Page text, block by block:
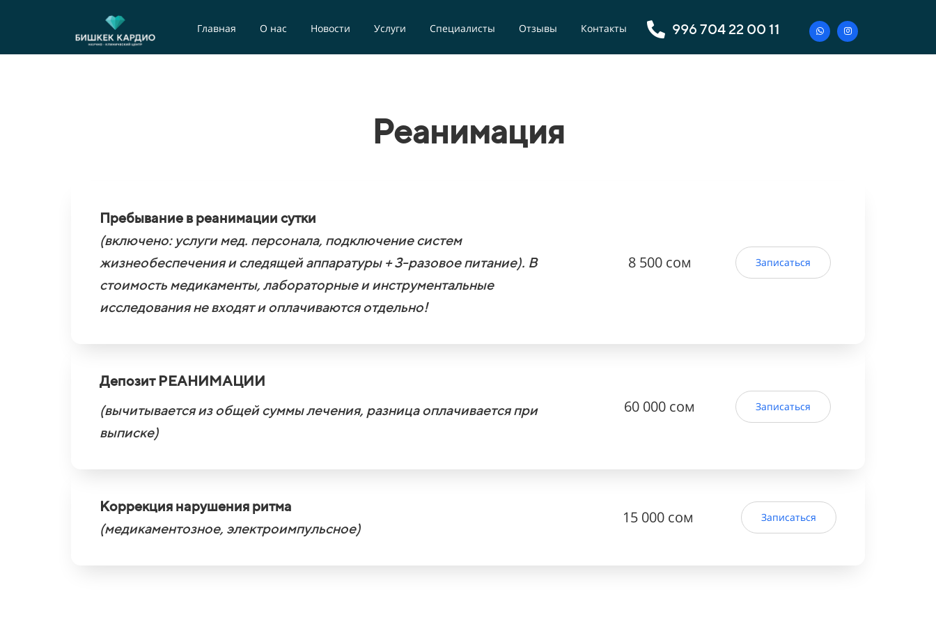
Главная О нас Новости Услуги Специалисты Отзывы Контакты 996 704 22 00 11
Реанимация
Пребывание в реанимации сутки
(включено: услуги мед. персонала, подключение систем
жизнеобеспечения и следящей аппаратуры + 3-разовое питание). В
стоимость медикаменты, лабораторные и инструментальные
исследования не входят и оплачиваются отдельно!
8 500 сом Записаться
Депозит РЕАНИМАЦИИ
(вычитывается из общей суммы лечения, разница оплачивается при
выписке)
60 000 сом Записаться
Коррекция нарушения ритма
(медикаментозное, электроимпульсное)
15 000 сом Записаться